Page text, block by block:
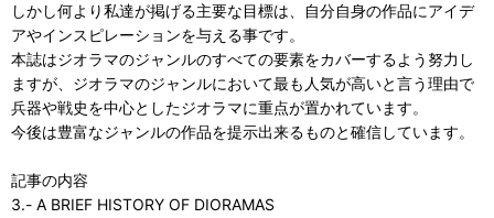
しかし何より私達が掲げる主要な目標は、自分自身の作品にアイデ
アやインスピレーションを与える事です。
本誌はジオラマのジャンルのすべての要素をカバーするよう努力し
ますが、ジオラマのジャンルにおいて最も人気が高いと言う理由で
兵器や戦史を中心としたジオラマに重点が置かれています。
今後は豊富なジャンルの作品を提示出来るものと確信しています。
記事の内容
3.- A BRIEF HISTORY OF DIORAMAS